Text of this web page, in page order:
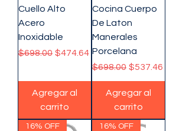
Cuello Alto
Acero
Inoxidable
Precio
$698.00 Precio de oferta
$474.64
Agregar al
carrito
Cocina Cuerpo
De Laton
Manerales
Porcelana
Precio
$698.00 Precio de
$537.46
Agregar al
carrito
16% OFF 16% OFF